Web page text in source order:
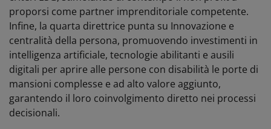
proporsi come partner imprenditoriale competente.
Infine, la quarta direttrice punta su Innovazione e
centralità della persona, promuovendo investimenti in
intelligenza artificiale, tecnologie abilitanti e ausili
digitali per aprire alle persone con disabilità le porte di
mansioni complesse e ad alto valore aggiunto,
garantendo il loro coinvolgimento diretto nei processi
decisionali.